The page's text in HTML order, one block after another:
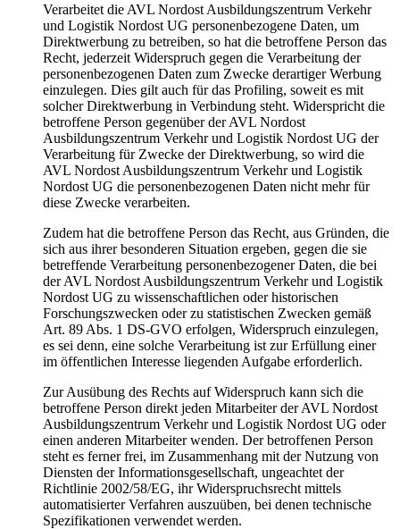
Verarbeitet die AVL Nordost Ausbildungszentrum Verkehr
und Logistik Nordost UG personenbezogene Daten, um
Direktwerbung zu betreiben, so hat die betroffene Person das
Recht, jederzeit Widerspruch gegen die Verarbeitung der
personenbezogenen Daten zum Zwecke derartiger Werbung
einzulegen. Dies gilt auch für das Profiling, soweit es mit
solcher Direktwerbung in Verbindung steht. Widerspricht die
betroffene Person gegenüber der AVL Nordost
Ausbildungszentrum Verkehr und Logistik Nordost UG der
Verarbeitung für Zwecke der Direktwerbung, so wird die
AVL Nordost Ausbildungszentrum Verkehr und Logistik
Nordost UG die personenbezogenen Daten nicht mehr für
diese Zwecke verarbeiten.
Zudem hat die betroffene Person das Recht, aus Gründen, die
sich aus ihrer besonderen Situation ergeben, gegen die sie
betreffende Verarbeitung personenbezogener Daten, die bei
der AVL Nordost Ausbildungszentrum Verkehr und Logistik
Nordost UG zu wissenschaftlichen oder historischen
Forschungszwecken oder zu statistischen Zwecken gemäß
Art. 89 Abs. 1 DS-GVO erfolgen, Widerspruch einzulegen,
es sei denn, eine solche Verarbeitung ist zur Erfüllung einer
im öffentlichen Interesse liegenden Aufgabe erforderlich.
Zur Ausübung des Rechts auf Widerspruch kann sich die
betroffene Person direkt jeden Mitarbeiter der AVL Nordost
Ausbildungszentrum Verkehr und Logistik Nordost UG oder
einen anderen Mitarbeiter wenden. Der betroffenen Person
steht es ferner frei, im Zusammenhang mit der Nutzung von
Diensten der Informationsgesellschaft, ungeachtet der
Richtlinie 2002/58/EG, ihr Widerspruchsrecht mittels
automatisierter Verfahren auszuüben, bei denen technische
Spezifikationen verwendet werden.